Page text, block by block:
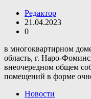
Редактор
21.04.2023
0
в многоквартирном
область, г. Наро-
внеочередном общем
помещений в форме
Новости